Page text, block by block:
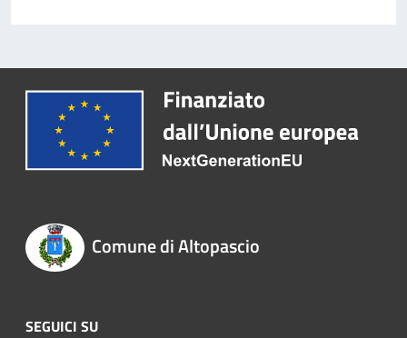
Comune di Altopascio
SEGUICI SU